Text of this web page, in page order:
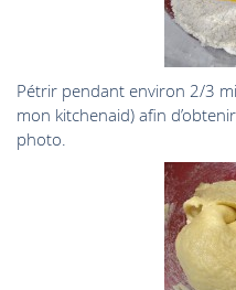
Pétrir pendant environ 2/3
mon kitchenaid) afin
photo.